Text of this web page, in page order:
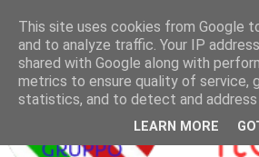
This site uses cookies from Google
and to analyze traffic. Your IP
shared with Google along with
metrics to ensure quality of service,
statistics, and to detect and address
LEARN MORE